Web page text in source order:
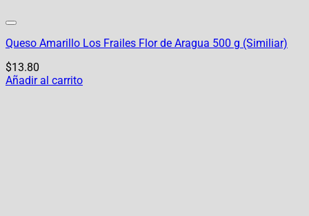
Queso Amarillo Los Frailes Flor de Aragua 500 g (Similiar)
$13.80
Añadir al carrito